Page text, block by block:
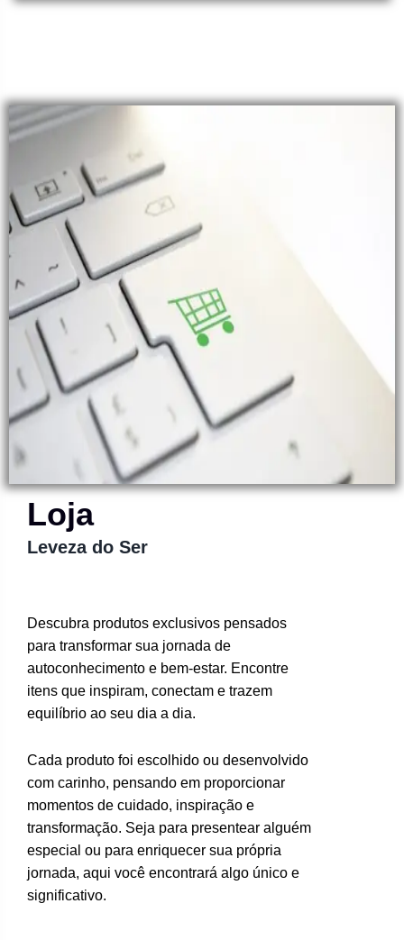
Loja
Leveza do Ser
Descubra produtos exclusivos pensados
para transformar sua jornada de
autoconhecimento e bem-estar. Encontre
itens que inspiram, conectam e trazem
equilíbrio ao seu dia a dia.
Cada produto foi escolhido ou desenvolvido
com carinho, pensando em proporcionar
momentos de cuidado, inspiração e
transformação. Seja para presentear alguém
especial ou para enriquecer sua própria
jornada, aqui você encontrará algo único e
significativo.